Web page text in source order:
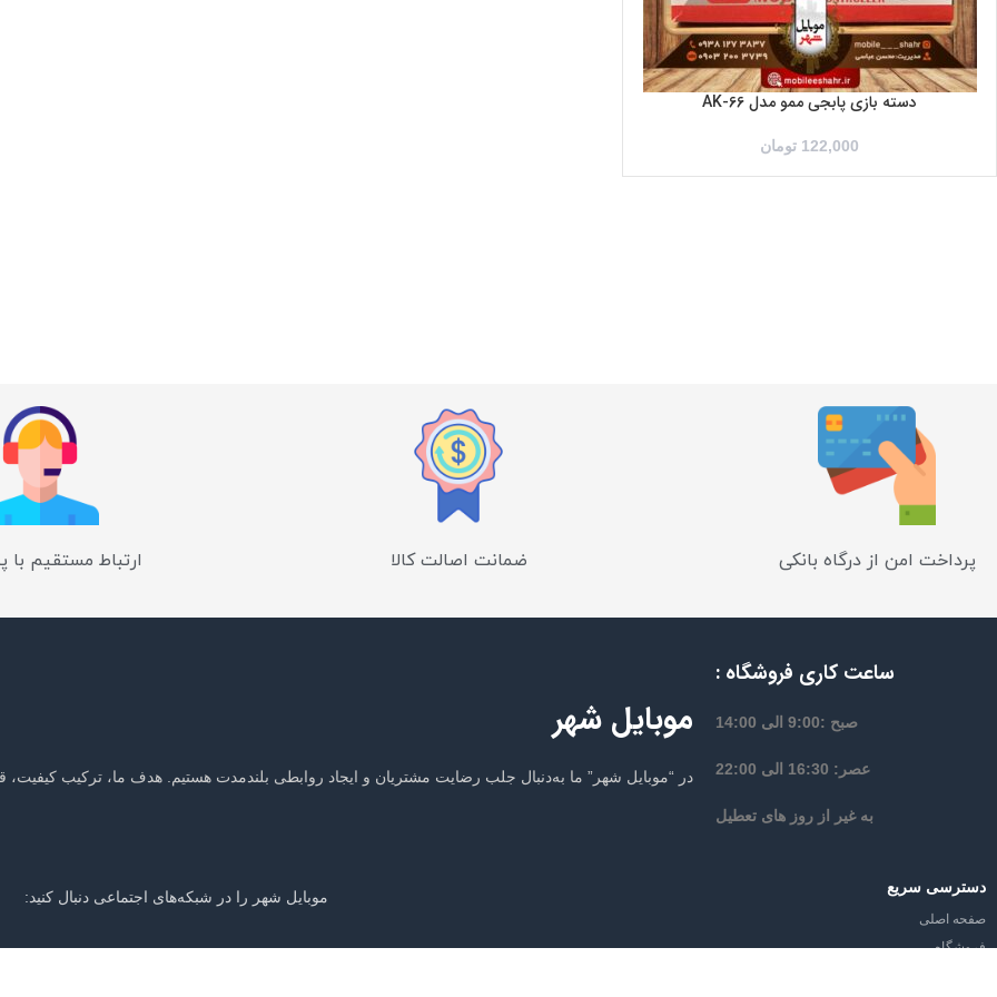
دسته بازی پابجی ممو مدل AK-66
122,000 تومان
پرداخت امن از درگاه بانکی ضمانت اصالت کالا ارتباط مستقیم با
ساعت کاری فروشگاه :
صبح :9:00 الی 14:00
عصر: 16:30 الی 22:00
به غیر از روز های تعطیل
موبایل شهر
در “موبایل شهر” ما به‌دنبال جلب رضایت مشتریان و ایجاد روابطی بلندمدت هستیم. هدف ما، ترکیب
دسترسی سریع
صفحه اصلی
فروشگاه
موبایل شهر را در شبکه‌های اجتماعی دنبال کنید: